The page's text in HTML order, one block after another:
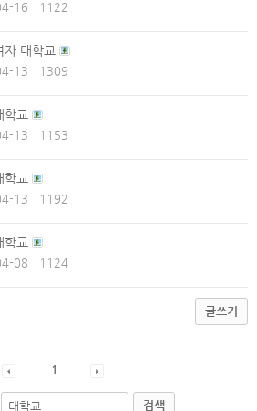
16 1122
자 대학교
13 1309
학교
13 1153
학교
13 1192
학교
08 1124
글쓰기
1
검색